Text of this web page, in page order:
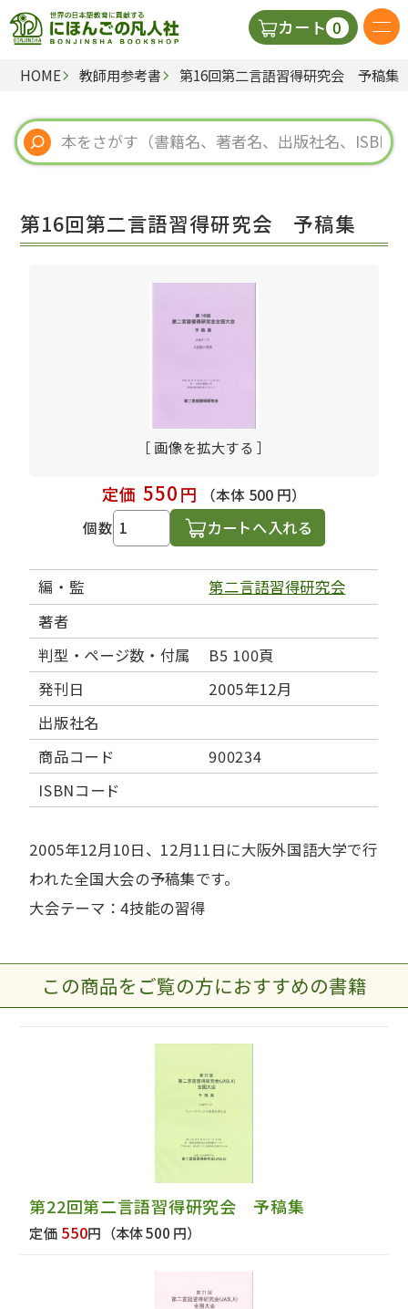
カート 0
日本語の教科書
視聴覚・補助教材
教師用参考書
HOME 教師用参考書 第16回第二言語習得研究会 予稿集
第16回第二言語習得研究会 予稿集
［ 画像を拡大する ］
定価 550円
（本体 500 円）
個数
カートへ入れる
編・監
第二言語習得研究会
著者
判型・ページ数・付属
B5 100頁
発刊日
2005年12月
出版社名
商品コード
900234
ISBNコード
2005年12月10日、12月11日に大阪外国語大学で行
われた全国大会の予稿集です。
大会テーマ：4技能の習得
この商品をご覧の方におすすめの書籍
第22回第二言語習得研究会 予稿集
定価 550円 （本体 500 円）